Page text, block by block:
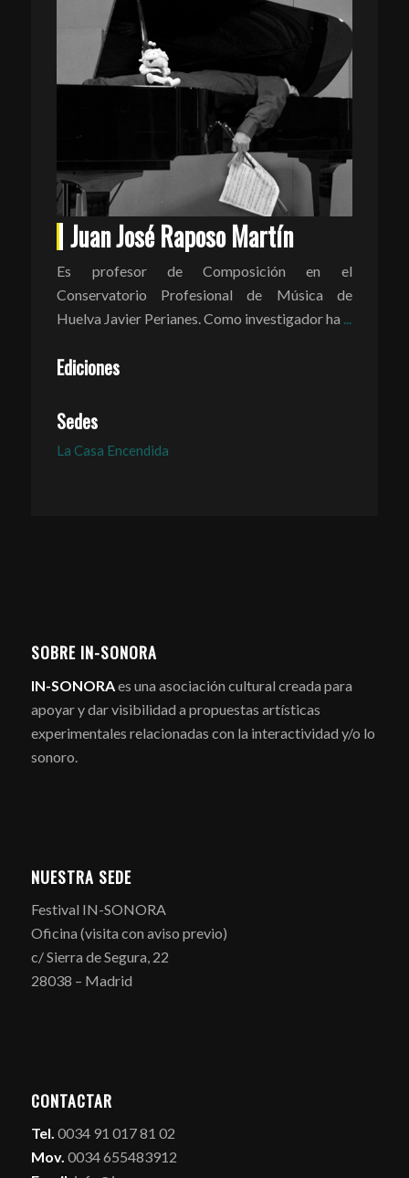
Juan José Raposo Martín
Es profesor de Composición en el
Conservatorio Profesional de Música de
Huelva Javier Perianes. Como investigador ha ...
Ediciones
Sedes
La Casa Encendida
SOBRE IN-SONORA
IN-SONORAes una asociación cultural creada para
apoyar y dar visibilidad a propuestas artísticas
experimentales relacionadas con la interactividad y/o lo
sonoro.
NUESTRA SEDE
Festival IN-SONORA
Oficina (visita con aviso previo)
c/ Sierra de Segura, 22
28038 – Madrid
CONTACTAR
Tel. 0034 91 017 81 02
Mov. 0034 655483912